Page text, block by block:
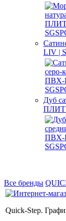
LIV |
Дуб
Все бренды
Quick-Step.